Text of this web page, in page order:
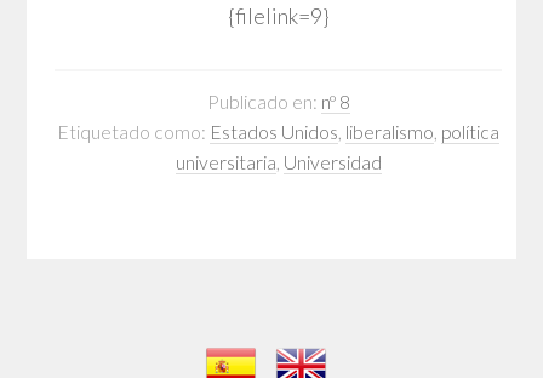
{filelink=9}
Publicado en: nº 8
Etiquetado como: Estados Unidos liberalismo política
universitaria Universidad